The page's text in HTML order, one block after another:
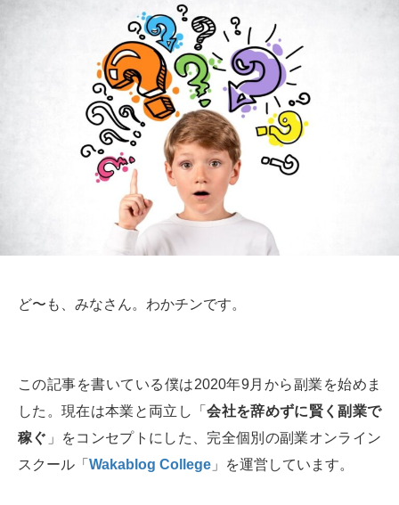
ど〜も、みなさん。わかチンです。
この記事を書いている僕は2020年9月から副業を始めま
した。現在は本業と両立し「会社を辞めずに賢く副業で
稼ぐ 」をコンセプトにした、完全個別の副業オンライン
スクール「 Wakablog College 」を運営しています。